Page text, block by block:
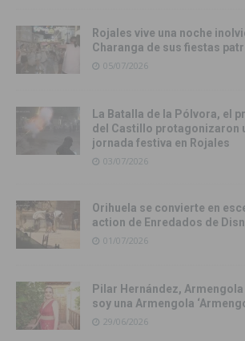
Rojales vive una noche
Charanga de sus fiestas
05/07/2026
La Batalla de la Pólvora, el
del Castillo protagonizaron
jornada festiva en Rojales
03/07/2026
Orihuela se convierte en
action de Enredados de
01/07/2026
Pilar Hernández,
soy una Armengola
29/06/2026